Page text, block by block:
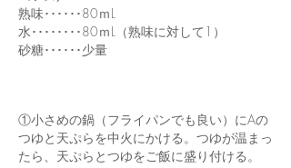
熟味･･････80ｍL
水････････80ｍL（熟味に対して1）
砂糖･･････少量
①小さめの鍋（フライパンでも良い）にAの
つゆと天ぷらを中火にかける。つゆが温まっ
たら、天ぷらとつゆをご飯に盛り付ける。